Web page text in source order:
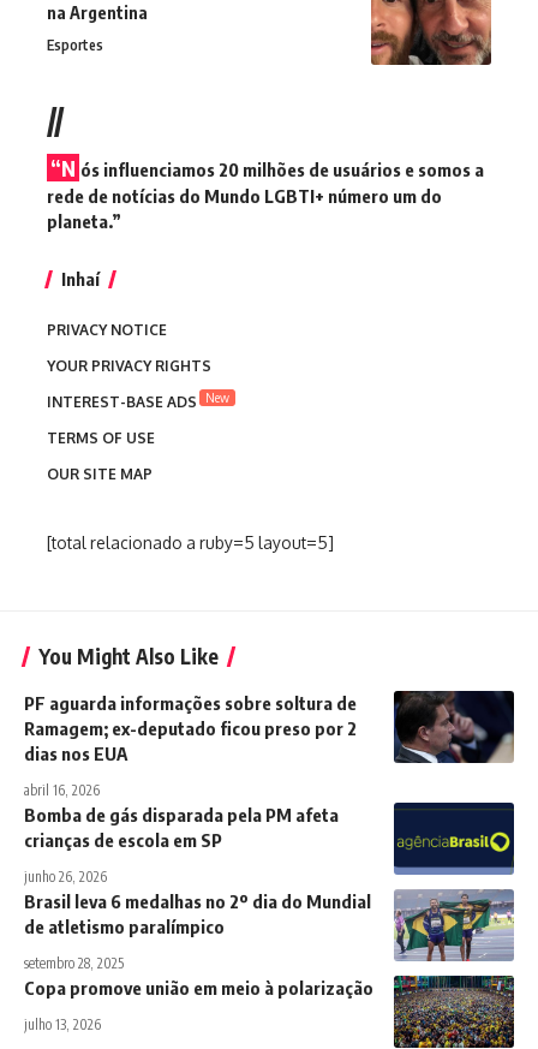
na Argentina
Esportes
//
“N ós influenciamos 20 milhões de usuários e somos a
rede de notícias do Mundo LGBTI+ número um do
planeta.”
Inhaí
PRIVACY NOTICE
YOUR PRIVACY RIGHTS
INTEREST-BASE ADS
New
TERMS OF USE
OUR SITE MAP
[total relacionado a ruby=5 layout=5]
You Might Also Like
PF aguarda informações sobre soltura de
Ramagem; ex-deputado ficou preso por 2
dias nos EUA
abril 16, 2026
Bomba de gás disparada pela PM afeta
crianças de escola em SP
junho 26, 2026
Brasil leva 6 medalhas no 2º dia do Mundial
de atletismo paralímpico
setembro 28, 2025
Copa promove união em meio à polarização
julho 13, 2026